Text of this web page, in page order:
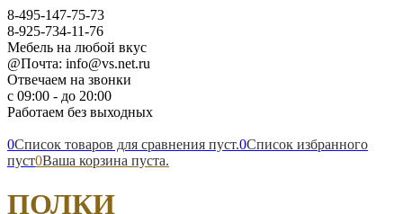
8-495-147-75-73
8-925-734-11-76
Мебель на любой вкус
@Почта: info@vs.net.ru
Отвечаем на звонки
с 09:00 - до 20:00
Работаем без выходных
0Список товаров для сравнения пуст.0Список избранного
пуст0Ваша корзина пуста.
ПОЛКИ